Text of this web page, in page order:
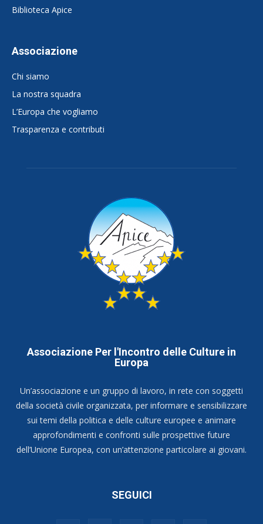
Biblioteca Apice
Associazione
Chi siamo
La nostra squadra
L’Europa che vogliamo
Trasparenza e contributi
Associazione Per l'Incontro delle Culture in
Europa
Un’associazione e un gruppo di lavoro, in rete con soggetti
della società civile organizzata, per informare e sensibilizzare
sui temi della politica e delle culture europee e animare
approfondimenti e confronti sulle prospettive future
dell’Unione Europea, con un’attenzione particolare ai giovani.
SEGUICI